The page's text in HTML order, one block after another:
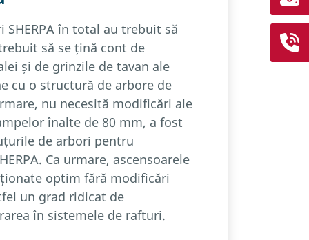
SHERPA în total au trebuit să
să se țină cont de
și de grinzile de tavan ale
cu o structură de arbore de
nu necesită modificări ale
înalte de 80 mm, a fost
de arbori pentru
Ca urmare, ascensoarele
optim fără modificări
un grad ridicat de
în sistemele de rafturi.